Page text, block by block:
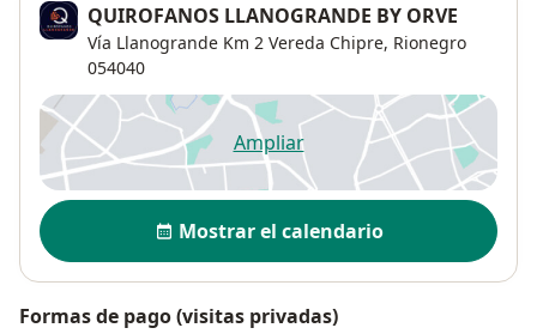
QUIROFANOS LLANOGRANDE BY ORVE
Vía Llanogrande Km 2 Vereda Chipre, Rionegro
054040
Ampliarse abre en una nueva
Disponibilidad
Mostrar el calendario
Formas de pago (visitas privadas)